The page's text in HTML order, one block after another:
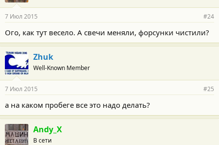
7 Июл 2015 #24
Ого, как тут весело. А свечи меняли, форсунки чистили?
Zhuk
Well-Known Member
7 Июл 2015 #25
а на каком пробеге все это надо делать?
Andy_X
В сети